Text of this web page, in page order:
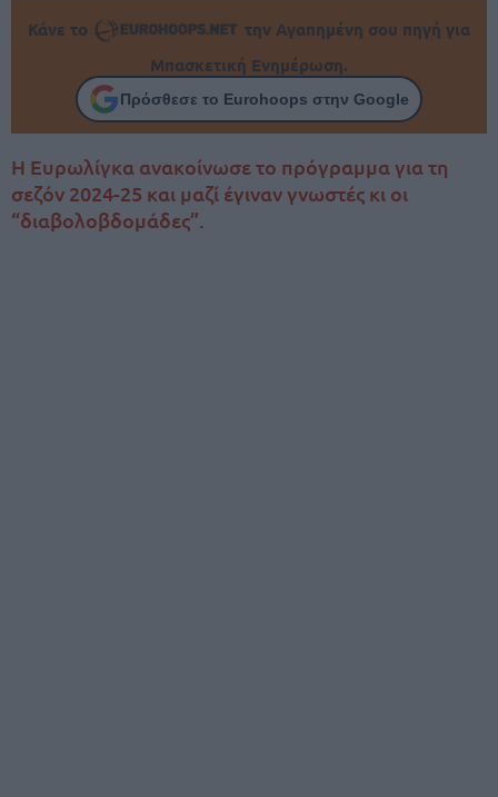
Κάνε το
την Αγαπημένη σου πηγή για
Μπασκετική Ενημέρωση.
Πρόσθεσε το Eurohoops στην Google
Η Ευρωλίγκα ανακοίνωσε το πρόγραμμα για τη
σεζόν 2024-25 και μαζί έγιναν γνωστές κι οι
“διαβολοβδομάδες”.